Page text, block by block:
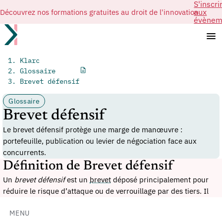
Découvrez nos formations gratuites au droit de l'innovationaux
MENU
Klarc
Glossaire
Brevet défensif
Glossaire
Brevet défensif
Le brevet défensif protège une marge de manœuvre :
portefeuille, publication ou levier de négociation face aux
concurrents.
Définition de Brevet défensif
Un brevet défensifest un brevet déposé principalement pour
réduire le risque d’attaque ou de verrouillage par des tiers. Il
négociation, de preuve d’actif technologique ou de complément